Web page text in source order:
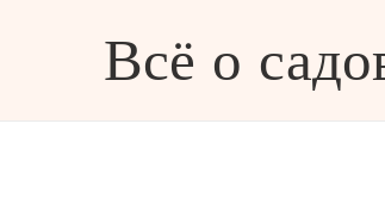
Всё о
и дизайне